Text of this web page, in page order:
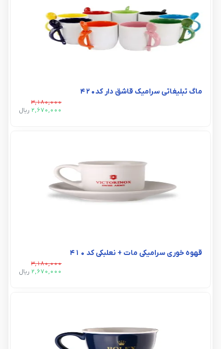
ماگ تبلیغاتی سرامیک قاشق دار کد۴۲۰
3,180,000
2,670,000 ريال
قهوه خوری سرامیکی مات + نعلبکی کد ۴۱۰
3,180,000
2,670,000 ريال